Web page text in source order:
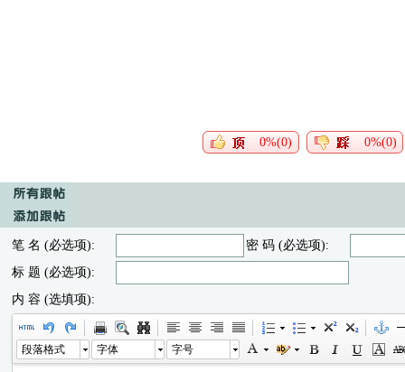
0%(0) 0%(0)
笔 名 (必选项):
密 码 (必选项):
标 题 (必选项):
内 容 (选填项):
段落格式 字体 字号